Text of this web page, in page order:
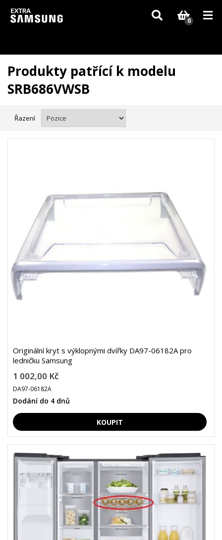
Vzhledem k aktuální situaci se může dodání dílů, které nejsou skladem,
zpozdit. Děkujeme za pochopení.
0
Produkty patřící k modelu
SRB686VWSB
Řazení
Originální kryt s výklopnými dvířky DA97-06182A pro
ledničku Samsung
1 002,00 Kč
DA97-06182A
Dodání do 4 dnů